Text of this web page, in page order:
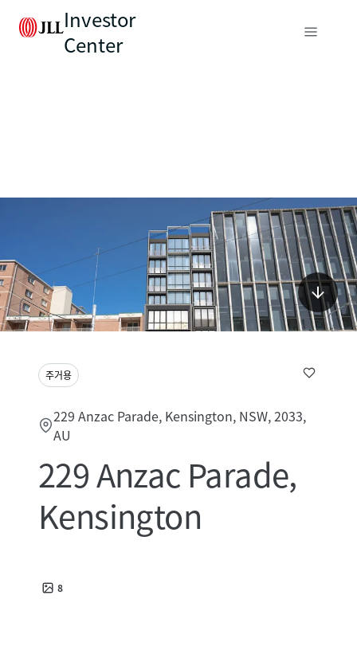
Investor
Center
주거용
229 Anzac Parade, Kensington, NSW, 2033,
AU
229 Anzac Parade,
Kensington
8